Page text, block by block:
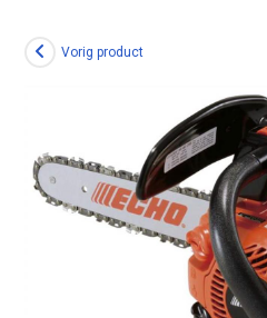
Vorig product